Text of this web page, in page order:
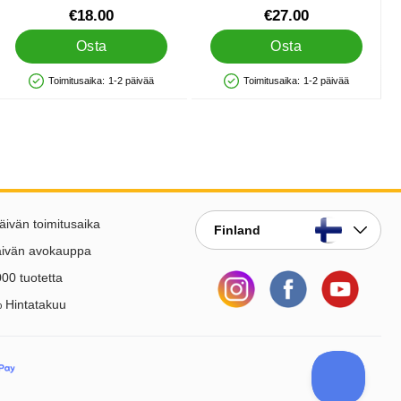
Tuote.nro 44011€18.00
Osta
Saatavuus: Varastossa
Toimitusaika: 1-2 päivää
Tuote.nro 39408€27.00
Osta
Saatavuus: Varastossa
Toimitusaika: 1-2 päivää
toimitusaika
avokauppa
tuotetta
Hintatakuu
Finland